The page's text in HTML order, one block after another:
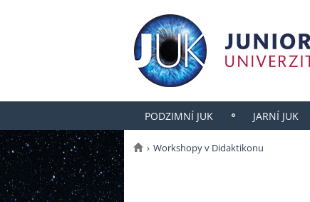
PODZIMNÍ JUK JARNÍ JUK
Workshopy v Didaktikonu